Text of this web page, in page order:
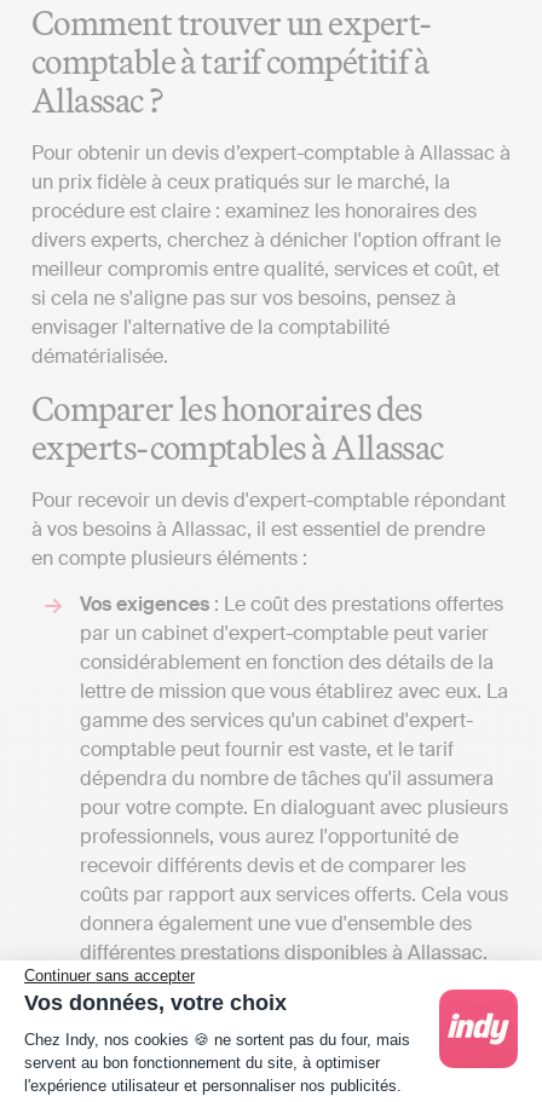
Continuer sans accepter
Vos données, votre choix
Plateforme de Gestion du Consentement :
Chez Indy, nos cookies 🍪 ne sortent pas du four, mais
servent au bon fonctionnement du site, à optimiser
l'expérience utilisateur et personnaliser nos publicités.
Comment trouver un expert-
comptable à tarif compétitif à
Allassac ?
Pour obtenir un devis d’expert-comptable à Allassac à
un prix fidèle à ceux pratiqués sur le marché, la
procédure est claire : examinez les honoraires des
divers experts, cherchez à dénicher l'option offrant le
meilleur compromis entre qualité, services et coût, et
si cela ne s'aligne pas sur vos besoins, pensez à
envisager l'alternative de la comptabilité
dématérialisée.
Comparer les honoraires des
experts-comptables à Allassac
Pour recevoir un devis d'expert-comptable répondant
à vos besoins à Allassac, il est essentiel de prendre
en compte plusieurs éléments :
Vos exigences : Le coût des prestations offertes
par un cabinet d'expert-comptable peut varier
considérablement en fonction des détails de la
lettre de mission que vous établirez avec eux. La
gamme des services qu'un cabinet d'expert-
comptable peut fournir est vaste, et le tarif
dépendra du nombre de tâches qu'il assumera
pour votre compte. En dialoguant avec plusieurs
professionnels, vous aurez l'opportunité de
recevoir différents devis et de comparer les
coûts par rapport aux services offerts. Cela vous
donnera également une vue d'ensemble des
différentes prestations disponibles à Allassac.
Les tarifs: Les frais des cabinets d'experts-
comptables peuvent débuter entre 1000 et
2000 euros par an pour une petite mission
confiée à un comptable indépendant et